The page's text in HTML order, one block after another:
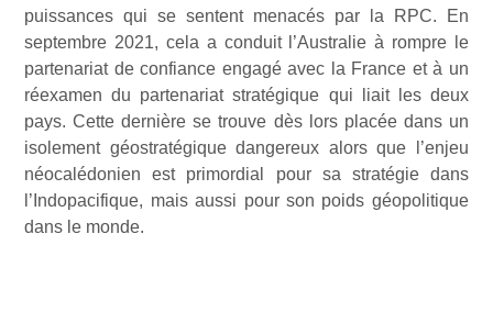
puissances qui se sentent menacés par la RPC. En
septembre 2021, cela a conduit l’Australie à rompre le
partenariat de confiance engagé avec la France et à un
réexamen du partenariat stratégique qui liait les deux
pays. Cette dernière se trouve dès lors placée dans un
isolement géostratégique dangereux alors que l’enjeu
néocalédonien est primordial pour sa stratégie dans
l’Indopacifique, mais aussi pour son poids géopolitique
dans le monde.